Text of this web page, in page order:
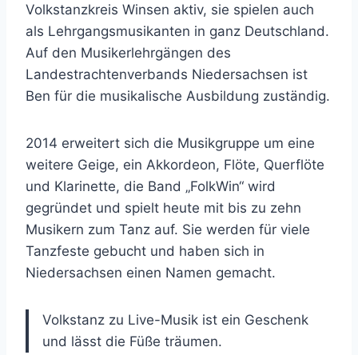
Volkstanzkreis Winsen aktiv, sie spielen auch
als Lehrgangsmusikanten in ganz Deutschland.
Auf den Musikerlehrgängen des
Landestrachtenverbands Niedersachsen ist
Ben für die musikalische Ausbildung zuständig.
2014 erweitert sich die Musikgruppe um eine
weitere Geige, ein Akkordeon, Flöte, Querflöte
und Klarinette, die Band „FolkWin“ wird
gegründet und spielt heute mit bis zu zehn
Musikern zum Tanz auf. Sie werden für viele
Tanzfeste gebucht und haben sich in
Niedersachsen einen Namen gemacht.
Volkstanz zu Live-Musik ist ein Geschenk
und lässt die Füße träumen.